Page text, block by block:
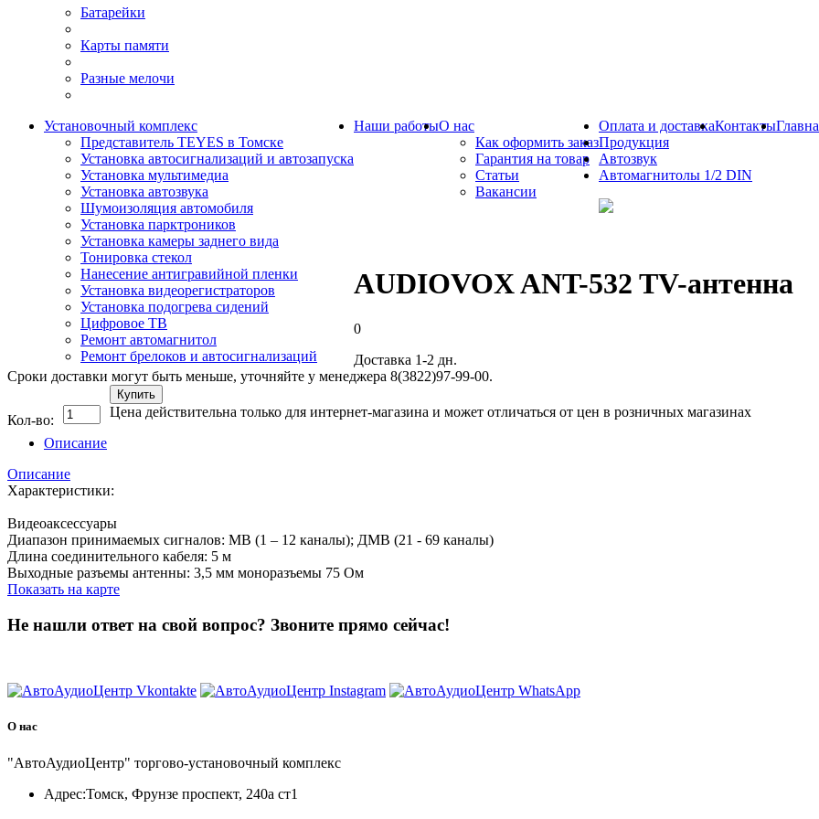
Батарейки
Карты памяти
Разные мелочи
Установочный комплекс
Представитель TEYES в Томске
Установка автосигнализаций и автозапуска
Установка мультимедиа
Установка автозвука
Шумоизоляция автомобиля
Установка парктроников
Установка камеры заднего вида
Тонировка стекол
Нанесение антигравийной пленки
Установка видеорегистраторов
Установка подогрева сидений
Цифровое ТВ
Ремонт автомагнитол
Ремонт брелоков и автосигнализаций
Наши работыО нас
Как оформить заказ
Гарантия на товар
Статьи
Вакансии
Оплата и доставкаКонтакты
Продукция
Автозвук
Автомагнитолы 1/2 DIN
AUDIOVOX ANT-532 TV-антенна
0
Доставка 1-2 дн.
Сроки доставки могут быть меньше, уточняйте у менеджера 8(3822)97-99-00.
Кол-во:
Купить
Цена действительна только для интернет-магазина и может отличаться от цен в розничных магазинах
Описание
Описание
Характеристики:
Видеоаксессуары
Диапазон принимаемых сигналов: МВ (1 – 12 каналы); ДМВ (21 - 69 каналы)
Длина соединительного кабеля: 5 м
Выходные разъемы антенны: 3,5 мм моноразъемы 75 Ом
Показать на карте
Не нашли ответ на свой вопрос? Звоните прямо сейчас!
О нас
"АвтоАудиоЦентр" торгово-установочный комплекс
Адрес:Томск, Фрунзе проспект, 240а ст1